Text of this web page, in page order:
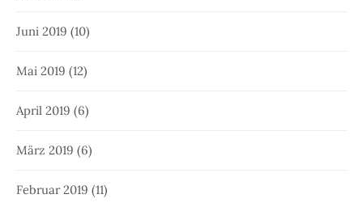
Juni 2019 (10)
Mai 2019 (12)
April 2019 (6)
März 2019 (6)
Februar 2019 (11)